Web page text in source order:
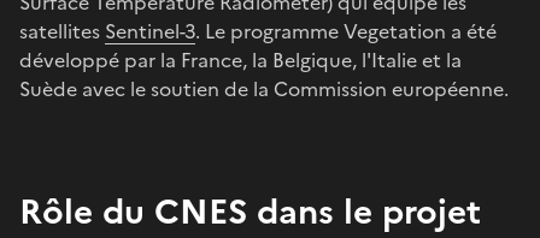
satellites Sentinel-3. Le programme Vegetation a été
développé par la France, la Belgique, l'Italie et la
Suède avec le soutien de la Commission européenne.
Rôle du CNES dans le projet